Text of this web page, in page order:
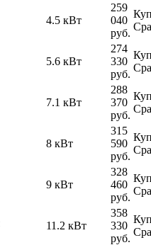
4.5 кВт
259
040
руб.
5.6 кВт
274
330
руб.
7.1 кВт
288
370
руб.
8 кВт
315
590
руб.
9 кВт
328
460
руб.
11.2 кВт
358
330
руб.